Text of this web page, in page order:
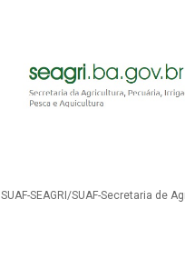
SUAF-SEAGRI/SUAF-Secretaria de